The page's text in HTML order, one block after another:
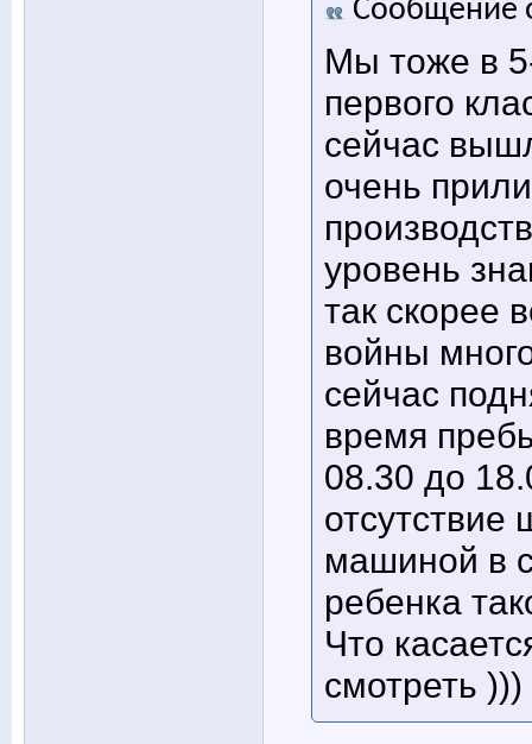
Сообщение
Мы тоже в
первого
сейчас
очень
уровень
так скорее
войны
сейчас
время
08.30 до
отсутствие
машиной в
ребенка
Что
смотреть )))